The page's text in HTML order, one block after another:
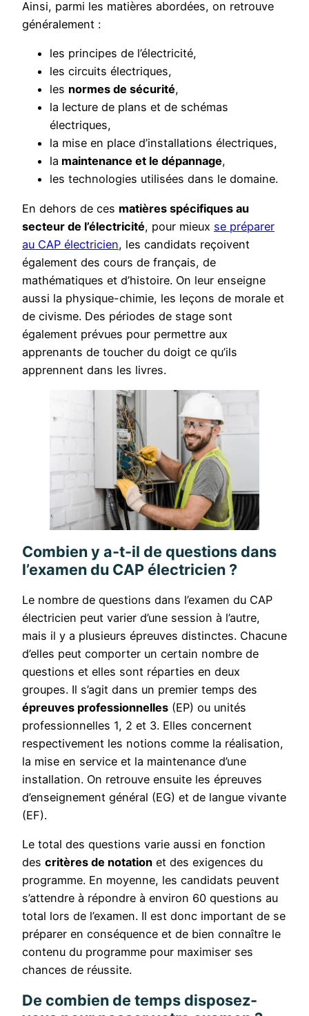
Ainsi, parmi les matières abordées, on retrouve
généralement :
les principes de l’électricité,
les circuits électriques,
les normes de sécurité,
la lecture de plans et de schémas
électriques,
la mise en place d’installations électriques,
la maintenance et le dépannage,
les technologies utilisées dans le domaine.
En dehors de ces matières spécifiques au
secteur de l’électricité, pour mieux se préparer
au CAP électricien, les candidats reçoivent
également des cours de français, de
mathématiques et d’histoire. On leur enseigne
aussi la physique-chimie, les leçons de morale et
de civisme. Des périodes de stage sont
également prévues pour permettre aux
apprenants de toucher du doigt ce qu’ils
apprennent dans les livres.
Combien y a-t-il de questions dans
l’examen du CAP électricien ?
Le nombre de questions dans l’examen du CAP
électricien peut varier d’une session à l’autre,
mais il y a plusieurs épreuves distinctes. Chacune
d’elles peut comporter un certain nombre de
questions et elles sont réparties en deux
groupes. Il s’agit dans un premier temps des
épreuves professionnelles (EP) ou unités
professionnelles 1, 2 et 3. Elles concernent
respectivement les notions comme la réalisation,
la mise en service et la maintenance d’une
installation. On retrouve ensuite les épreuves
d’enseignement général (EG) et de langue vivante
(EF).
Le total des questions varie aussi en fonction
des critères de notation et des exigences du
programme. En moyenne, les candidats peuvent
s’attendre à répondre à environ 60 questions au
total lors de l’examen. Il est donc important de se
préparer en conséquence et de bien connaître le
contenu du programme pour maximiser ses
chances de réussite.
De combien de temps disposez-